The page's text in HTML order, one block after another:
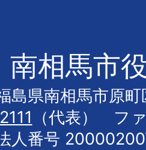
南相馬市
県南相馬市原町
（代表） フ
人番号